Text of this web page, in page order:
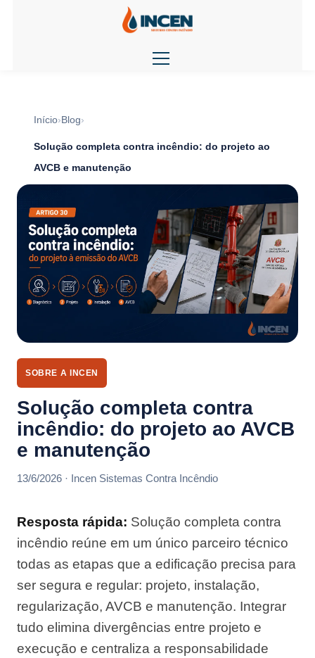
Início Blog
Solução completa contra incêndio: do projeto ao
AVCB e manutenção
SOBRE A INCEN
Solução completa contra
incêndio: do projeto ao AVCB
e manutenção
13/6/2026 · Incen Sistemas Contra Incêndio
Resposta rápida: Solução completa contra
incêndio reúne em um único parceiro técnico
todas as etapas que a edificação precisa para
ser segura e regular: projeto, instalação,
regularização, AVCB e manutenção. Integrar
tudo elimina divergências entre projeto e
execução e centraliza a responsabilidade